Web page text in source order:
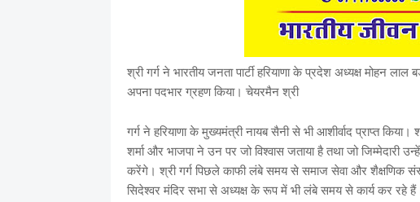
श्री गर्ग ने भारतीय जनता पार्टी हरियाणा के प्रदेश अध्यक्ष मोहन
अपना पदभार ग्रहण किया। चेयरमैन श्री
गर्ग ने हरियाणा के मुख्यमंत्री नायब सैनी से भी आशीर्वाद प्राप्त
शर्मा और भाजपा ने उन पर जो विश्वास जताया है तथा जो जिम्मेदारी
करेंगे। श्री गर्ग पिछले काफी लंबे समय से समाज सेवा और शैक्षणिक
सिदेश्वर मंदिर सभा से अध्यक्ष के रूप में भी लंबे समय से कार्य कर रहे